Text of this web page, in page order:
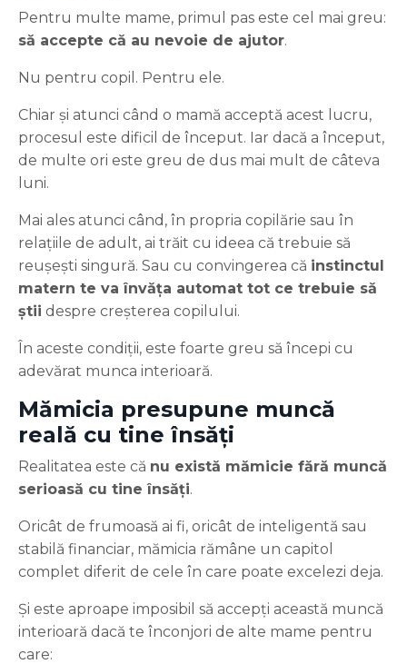
Pentru multe mame, primul pas este cel mai greu:
să accepte că au nevoie de ajutor.
Nu pentru copil. Pentru ele.
Chiar și atunci când o mamă acceptă acest lucru,
procesul este dificil de început. Iar dacă a început,
de multe ori este greu de dus mai mult de câteva
luni.
Mai ales atunci când, în propria copilărie sau în
relațiile de adult, ai trăit cu ideea că trebuie să
reușești singură. Sau cu convingerea că instinctul
matern te va învăța automat tot ce trebuie să
știi despre creșterea copilului.
În aceste condiții, este foarte greu să începi cu
adevărat munca interioară.
Mămicia presupune muncă
reală cu tine însăți
Realitatea este că nu există mămicie fără muncă
serioasă cu tine însăți.
Oricât de frumoasă ai fi, oricât de inteligentă sau
stabilă financiar, mămicia rămâne un capitol
complet diferit de cele în care poate excelezi deja.
Și este aproape imposibil să accepți această muncă
interioară dacă te înconjori de alte mame pentru
care: